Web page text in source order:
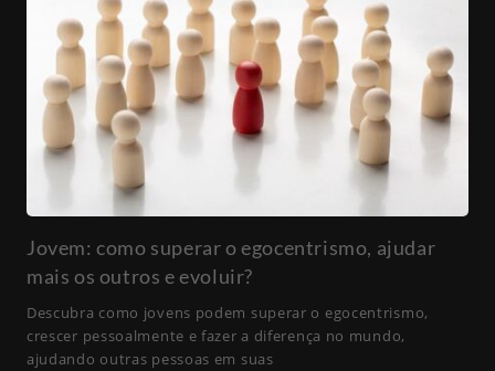
Jovem: como superar o egocentrismo, ajudar
mais os outros e evoluir?
Descubra como jovens podem superar o egocentrismo,
crescer pessoalmente e fazer a diferença no mundo,
ajudando outras pessoas em suas